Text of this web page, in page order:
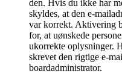
den. Hvis du ikke har
skyldes, at den e-
var korrekt. Aktivering
for, at uønskede
ukorrekte oplysninger.
skrevet den rigtige e-
boardadministrator.